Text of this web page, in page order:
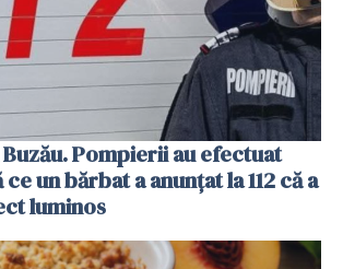
Pompierii au efectuat
un bărbat a anunțat la 112 că a
luminos